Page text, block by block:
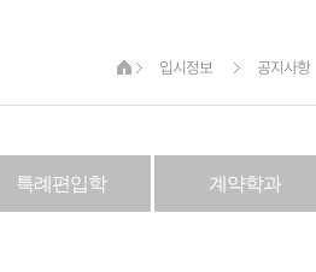
입시정보 공지사항
특례편입학 계약학과